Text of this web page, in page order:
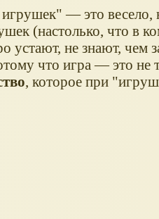
— это весело,
(настолько, что в
устают, не знают, чем
что игра — это не
, которое при